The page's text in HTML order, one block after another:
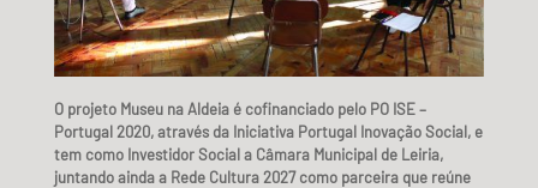
O projeto Museu na Aldeia é cofinanciado pelo PO ISE –
Portugal 2020, através da Iniciativa Portugal Inovação Social, e
tem como Investidor Social a Câmara Municipal de Leiria,
juntando ainda a Rede Cultura 2027 como parceira que reúne